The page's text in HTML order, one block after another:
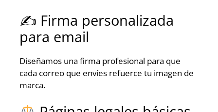
✍️ Firma personalizada
para email
Diseñamos una firma profesional para que
cada correo que envíes refuerce tu imagen de
marca.